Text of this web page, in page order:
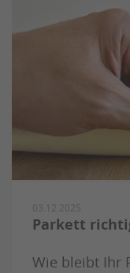
03.12.2025
Parkett
Wie bleibt Ihr